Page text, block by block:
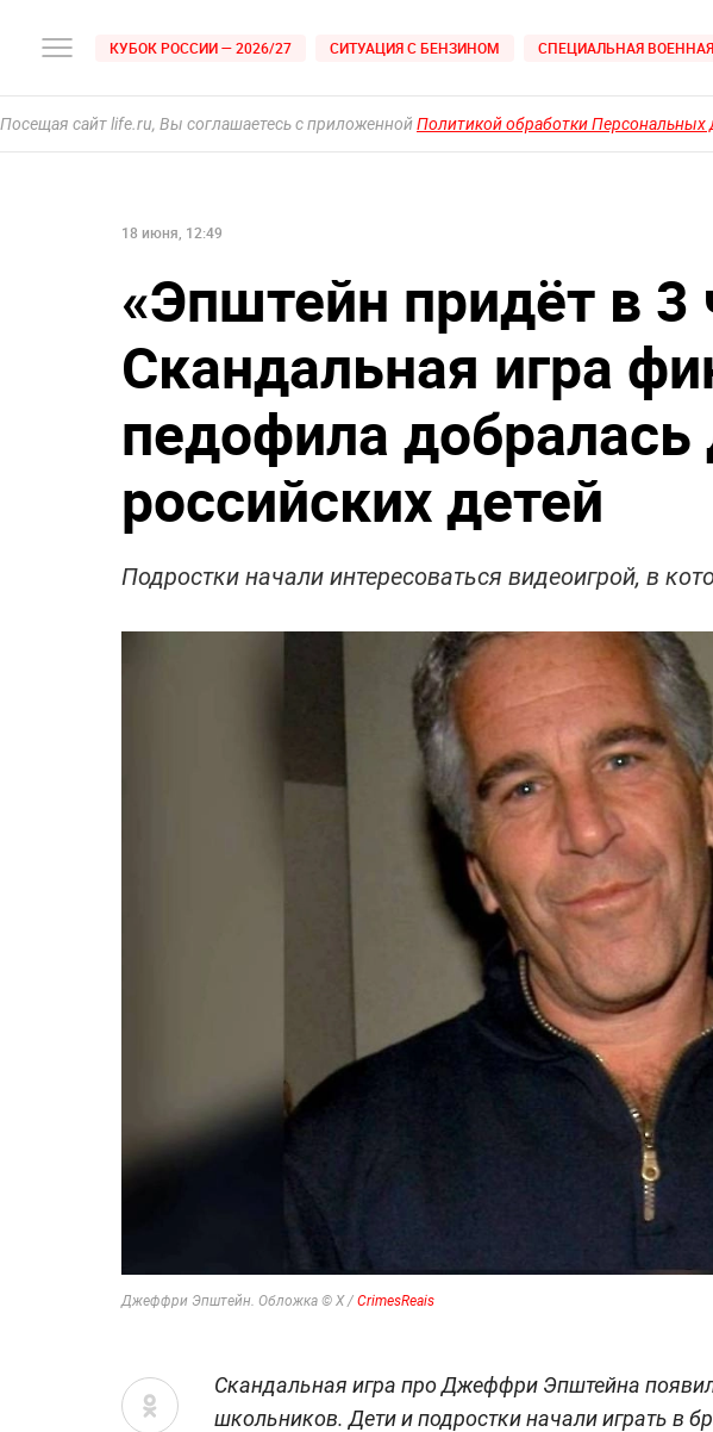
КУБОК РОССИИ — 2026/27 СИТУАЦИЯ С БЕНЗИНОМ СПЕЦИАЛЬНАЯ
Посещая сайт life.ru, Вы соглашаетесь с приложеннойПолитикой обработки Персональных
18 июня, 12:49
«Эпштейн придёт в 3
Скандальная игра
педофила добралась
российских детей
Подростки начали интересоваться видеоигрой, в
Джеффри Эпштейн. Обложка © X / CrimesReais
Скандальная игра про Джеффри Эпштейна
школьников. Дети и подростки начали играть в